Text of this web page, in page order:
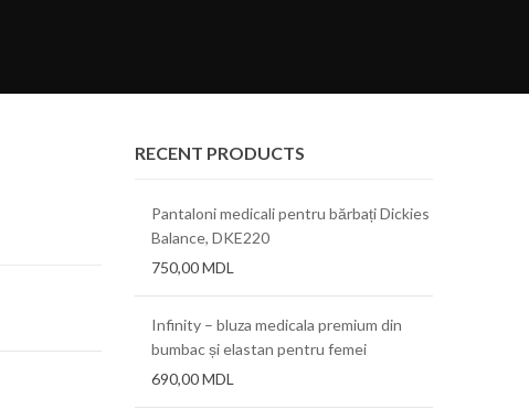
RECENT PRODUCTS
Pantaloni medicali pentru bărbați Dickies
Balance, DKE220
750,00MDL
Infinity – bluza medicala premium din
bumbac și elastan pentru femei
690,00MDL